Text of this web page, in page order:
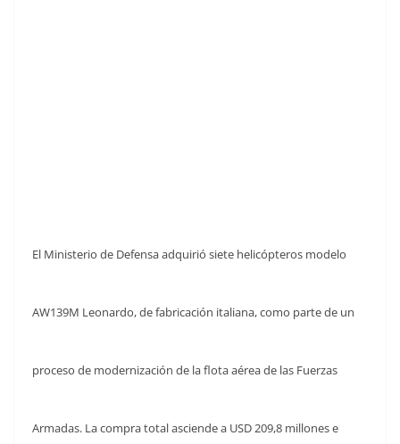
El Ministerio de Defensa adquirió siete helicópteros modelo
AW139M Leonardo, de fabricación italiana, como parte de un
proceso de modernización de la flota aérea de las Fuerzas
Armadas. La compra total asciende a USD 209,8 millones e